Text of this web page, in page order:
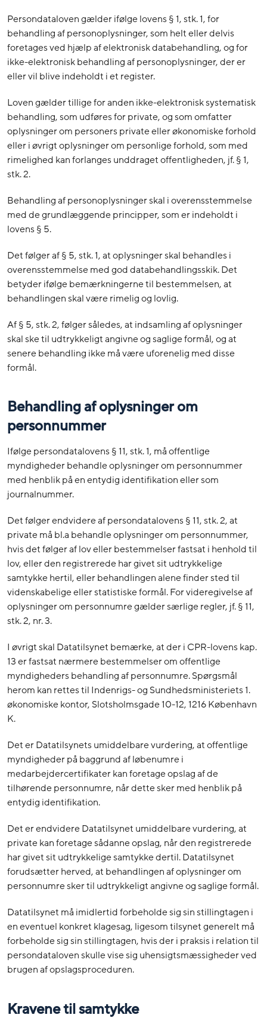
Persondataloven gælder ifølge lovens § 1, stk. 1, for
behandling af personoplysninger, som helt eller delvis
foretages ved hjælp af elektronisk databehandling, og for
ikke-elektronisk behandling af personoplysninger, der er
eller vil blive indeholdt i et register.
Loven gælder tillige for anden ikke-elektronisk systematisk
behandling, som udføres for private, og som omfatter
oplysninger om personers private eller økonomiske forhold
eller i øvrigt oplysninger om personlige forhold, som med
rimelighed kan forlanges unddraget offentligheden, jf. § 1,
stk. 2.
Behandling af personoplysninger skal i overensstemmelse
med de grundlæggende principper, som er indeholdt i
lovens § 5.
Det følger af § 5, stk. 1, at oplysninger skal behandles i
overensstemmelse med god databehandlingsskik. Det
betyder ifølge bemærkningerne til bestemmelsen, at
behandlingen skal være rimelig og lovlig.
Af § 5, stk. 2, følger således, at indsamling af oplysninger
skal ske til udtrykkeligt angivne og saglige formål, og at
senere behandling ikke må være uforenelig med disse
formål.
Behandling af oplysninger om
personnummer
Ifølge persondatalovens § 11, stk. 1, må offentlige
myndigheder behandle oplysninger om personnummer
med henblik på en entydig identifikation eller som
journalnummer.
Det følger endvidere af persondatalovens § 11, stk. 2, at
private må bl.a behandle oplysninger om personnummer,
hvis det følger af lov eller bestemmelser fastsat i henhold til
lov, eller den registrerede har givet sit udtrykkelige
samtykke hertil, eller behandlingen alene finder sted til
videnskabelige eller statistiske formål. For videregivelse af
oplysninger om personnumre gælder særlige regler, jf. § 11,
stk. 2, nr. 3.
I øvrigt skal Datatilsynet bemærke, at der i CPR-lovens kap.
13 er fastsat nærmere bestemmelser om offentlige
myndigheders behandling af personnumre. Spørgsmål
herom kan rettes til Indenrigs- og Sundhedsministeriets 1.
økonomiske kontor, Slotsholmsgade 10-12, 1216 København
K.
Det er Datatilsynets umiddelbare vurdering, at offentlige
myndigheder på baggrund af løbenumre i
medarbejdercertifikater kan foretage opslag af de
tilhørende personnumre, når dette sker med henblik på
entydig identifikation.
Det er endvidere Datatilsynet umiddelbare vurdering, at
private kan foretage sådanne opslag, når den registrerede
har givet sit udtrykkelige samtykke dertil. Datatilsynet
forudsætter herved, at behandlingen af oplysninger om
personnumre sker til udtrykkeligt angivne og saglige formål.
Datatilsynet må imidlertid forbeholde sig sin stillingtagen i
en eventuel konkret klagesag, ligesom tilsynet generelt må
forbeholde sig sin stillingtagen, hvis der i praksis i relation til
persondataloven skulle vise sig uhensigtsmæssigheder ved
brugen af opslagsproceduren.
Kravene til samtykke